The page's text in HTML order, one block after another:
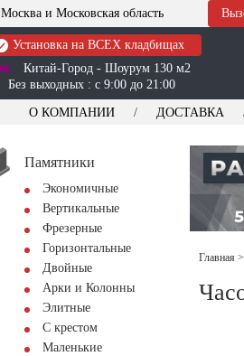
Москва и Московская область
Установка на ВСЕХ кладбищах
Китай-Город - Шоурум 130 м2
Без выходных : с 9:00 до 21:00
О КОМПАНИИ ДОСТАВКА
Памятники
Экономичные
Вертикальные
Фрезерные
Горизонтальные
Двойные
Арки и Колонны
Элитные
С крестом
Маленькие
Главная >